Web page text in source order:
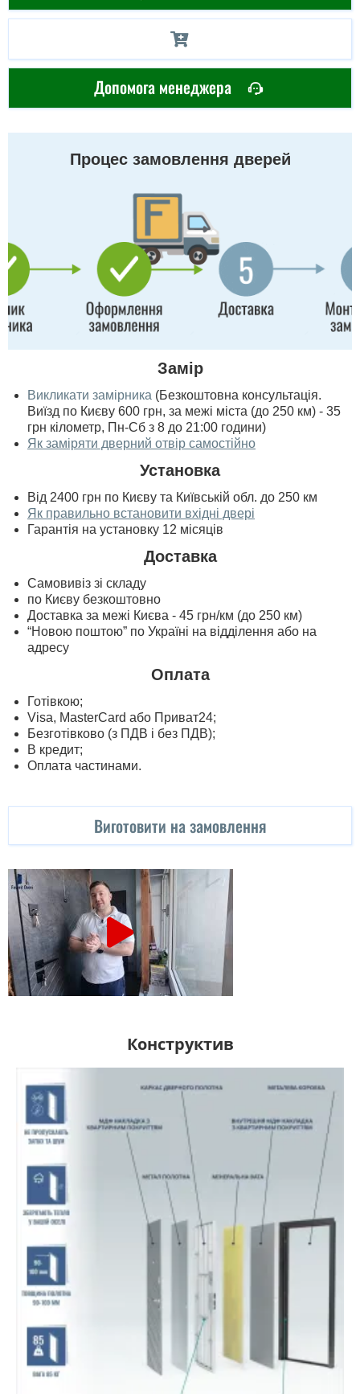
Допомога менеджера
Процес замовлення дверей
Замір
Викликати замірника (Безкоштовна консультація.
Виїзд по Києву 600 грн, за межі міста (до 250 км) - 35
грн кілометр, Пн-Сб з 8 до 21:00 години)
Як заміряти дверний отвір самостійно
Установка
Від 2400 грн по Києву та Київській обл. до 250 км
Як правильно встановити вхідні двері
Гарантія на установку 12 місяців
Доставка
Самовивіз зі складу
по Києву безкоштовно
Доставка за межі Києва - 45 грн/км (до 250 км)
“Новою поштою” по Україні на відділення або на
адресу
Оплата
Готівкою;
Visa, MasterСard або Приват24;
Безготівково (з ПДВ і без ПДВ);
В кредит;
Оплата частинами.
Виготовити на замовлення
Конструктив